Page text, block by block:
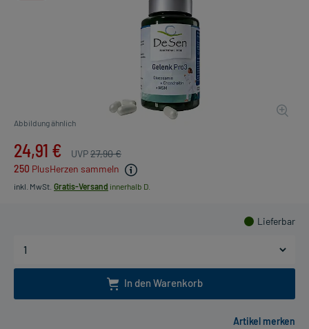
Abbildung ähnlich
24,91 € UVP27,90 €
250 PlusHerzen sammeln
inkl. MwSt. Gratis-Versand innerhalb D.
Lieferbar
In den Warenkorb